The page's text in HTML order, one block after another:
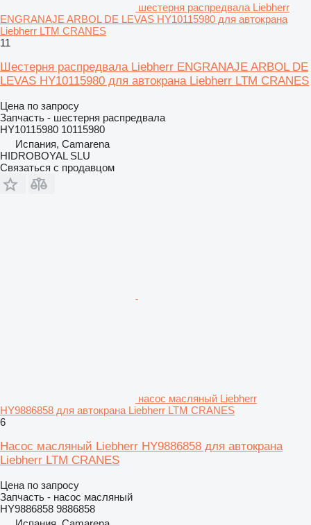
шестерня распредвала Liebherr
ENGRANAJE ARBOL DE LEVAS HY10115980 для автокрана
Liebherr LTM CRANES
11
Шестерня распредвала Liebherr ENGRANAJE ARBOL DE
LEVAS HY10115980 для автокрана Liebherr LTM CRANES
Цена по запросу
Запчасть - шестерня распредвала
HY10115980 10115980
Испания, Camarena
HIDROBOYAL SLU
Связаться с продавцом
насос масляный Liebherr
HY9886858 для автокрана Liebherr LTM CRANES
6
Насос масляный Liebherr HY9886858 для автокрана
Liebherr LTM CRANES
Цена по запросу
Запчасть - насос масляный
HY9886858 9886858